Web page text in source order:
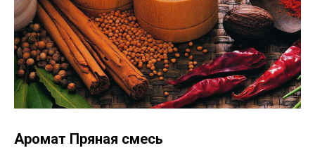
Аромат Пряная смесь